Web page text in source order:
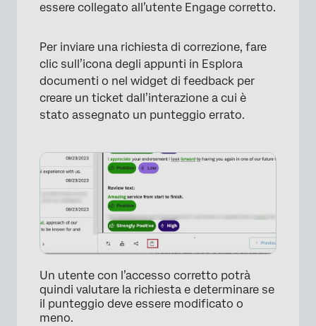
essere collegato all’utente Engage corretto.
Per inviare una richiesta di correzione, fare
clic sull’icona degli appunti in Esplora
documenti o nel widget di feedback per
creare un ticket dall’interazione a cui è
stato assegnato un punteggio errato.
Un utente con l’accesso corretto potrà
quindi valutare la richiesta e determinare se
il punteggio deve essere modificato o
meno.